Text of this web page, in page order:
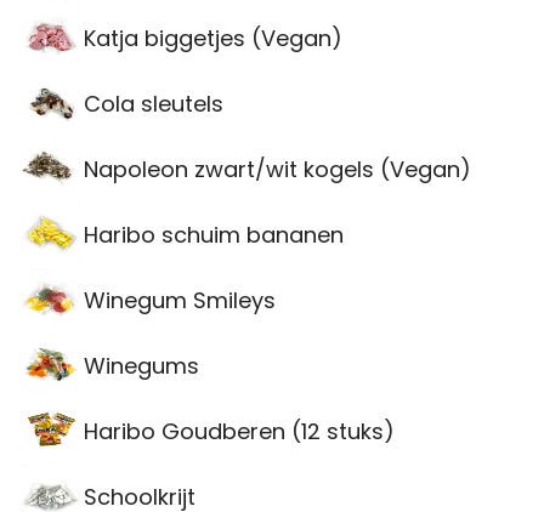
Katja biggetjes (Vegan)
Cola sleutels
Napoleon zwart/wit kogels (Vegan)
Haribo schuim bananen
Winegum Smileys
Winegums
Haribo Goudberen (12 stuks)
Schoolkrijt